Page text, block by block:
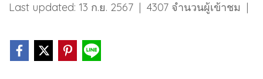
Last updated: 13 ก.ย. 2567 | 4307 จำนวนผู้เข้าชม |